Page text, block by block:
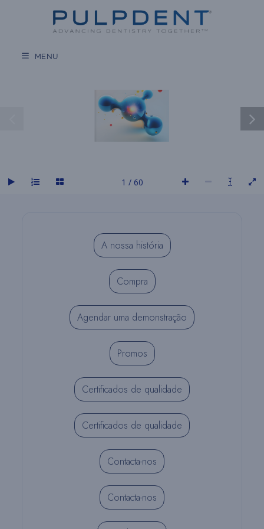
conteúdo
MENU
1 / 60
A nossa história
Compra
Agendar uma demonstração
Promos
Certificados de qualidade
Certificados de qualidade
Contacta-nos
Contacta-nos